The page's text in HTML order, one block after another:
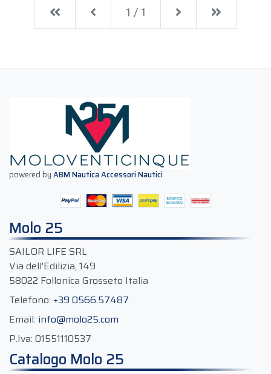
First
Previous
1 / 1 Next
powered byABM Nautica Accessori Nautici
Molo 25
SAILOR LIFE SRL
Via dell'Edilizia, 149
58022 Follonica Grosseto Italia
Telefono: +39 0566.57487
Email: info@molo25.com
P.Iva: 01551110537
Catalogo Molo 25